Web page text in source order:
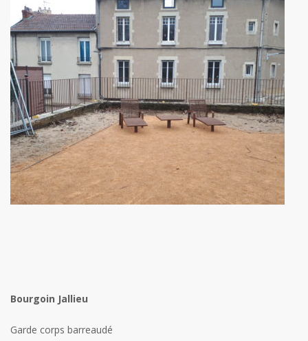
Bourgoin Jallieu
Garde corps barreaudé